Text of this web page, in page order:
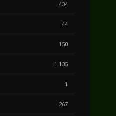
434
44
150
1.135
1
267